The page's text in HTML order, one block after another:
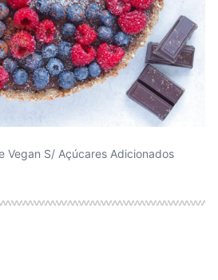
Vegan S/ Açúcares Adicionados